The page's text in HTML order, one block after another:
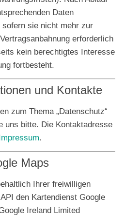
Daten
sie nicht mehr zur
erforderlich
kein berechtigtes Interesse
fortbesteht.
und Kontakte
zum Thema „Datenschutz“
uns bitte. Die Kontaktadresse
.
Maps
Ihrer freiwilligen
den Kartendienst Google
Ireland Limited